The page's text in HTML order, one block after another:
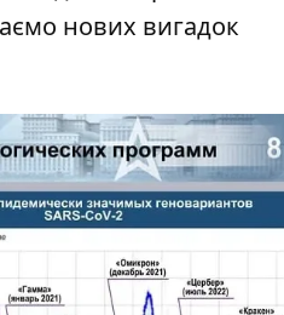
нових вигадок